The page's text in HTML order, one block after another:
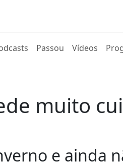
Passou Vídeos
muito
e ainda